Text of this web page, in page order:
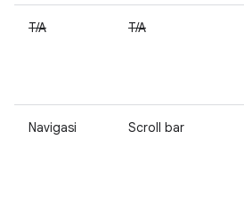
T/A T/A
Navigasi Scroll bar